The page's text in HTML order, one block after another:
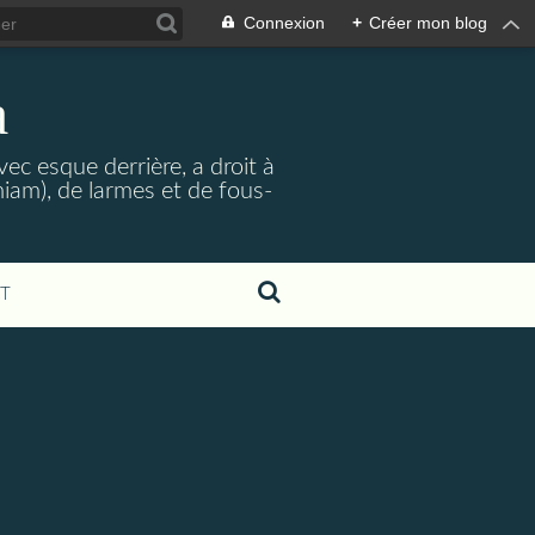
Connexion + Créer mon blog
esque derrière, a droit à
de larmes et de fous-